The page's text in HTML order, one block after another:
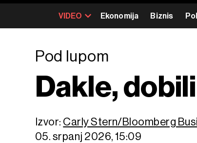
VIDEO Ekonomija Biznis
Pod lupom
Dakle,
Izvor: Carly Stern/Bloomberg
05. srpanj 2026, 15:09